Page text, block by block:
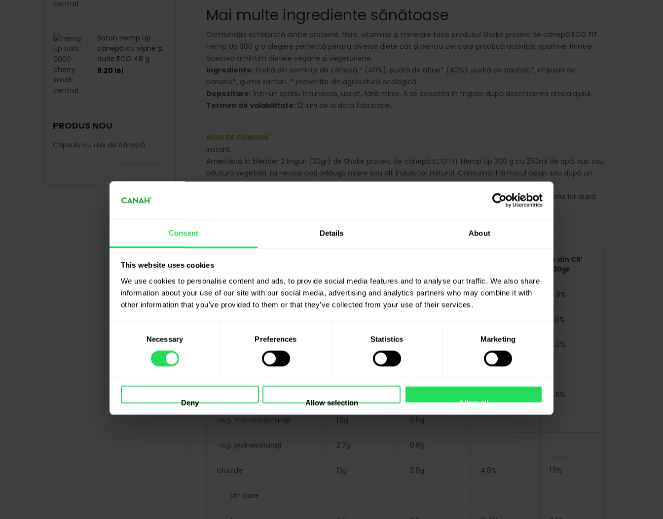
Consent Details About
This website uses cookies
We use cookies to personalise content and ads, to provide social media features and to analyse our traffic. We also share
information about your use of our site with our social media, advertising and analytics partners who may combine it with
other information that you’ve provided to them or that they’ve collected from your use of their services.
Necessary Preferences Statistics Marketing
Deny Allow selection Allow all
Baton Hemp Up
cânepă cu vișine și
dude ECO 48 g
9.20 lei
PRODUS NOU
Capsule cu ulei de cânepă
Mai multe ingrediente sănătoase
Combinația echilibrată dintre proteine, fibre, vitamine și minerale face produsul Shake proteic de cânepă ECO FIT
Hemp Up 300 g o alegere perfectă pentru diverse diete cât și pentru cei care practică activități sportive. Printre
acestea amintim dietele vegane și vegetariene.
Ingrediente: Pudră din semințe de cânepă * (40%), pudră de afine* (40%), pudră de baobab*, chipsuri de
banane*, guma xantan. * provenite din agricultură ecologică.
Depozitare: Într-un spațiu întunecos, uscat, fără miros. A se depozita în frigider după deschiderea ambalajului.
Termen de valabilitate: 12 luni de la data fabricației.
MOD DE CONSUM
Instant.
Amestecă în blender 2 linguri (30gr) de Shake proteic de cânepă ECO FIT Hemp Up 300 g cu 250ml de apă, suc sau
băutură vegetală. La nevoie poți adăuga miere sau alt îndulcitor natural. Consumă-l la micul dejun sau după un
antrenament.
Păstrează produsul Shake proteic de cânepă ECO FIT Hemp Up 300 g în loc uscat, ferit de razele soarelui iar după
% din CR¹
/30gr
Valoare energetică 1383 Kj 415 Kj 16.5% 4.9%
5.0%
14.1% 4.2%
8.6%
-a.g. mononesaturați 1.5g 0.5g
-a.g. polinesaturați 2.7g 0.8g
Glucide 13g 3.8g 4.8% 1.5%
din care